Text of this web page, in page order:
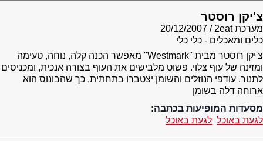
צ'יקן רוסטר
מערכת 2eat
20/12/2007
כלים ומאכלים - כלי כלי
צ'יקן רוסטר מבית ''Westmark'' מאפשר הכנה קלה, נוחה, טעימה
ומזינה של עוף צלוי. פשוט מלבישים את העוף בצורה אנכית, ומכניסים
לתנור. עודפי הנוזלים והשומן יצטברו בתחתית, כך שהבונוס הוא
ארוחה דלה בשומן
מסעדות המופיעות בכתבה:
לגעת באוכל לגעת באוכל